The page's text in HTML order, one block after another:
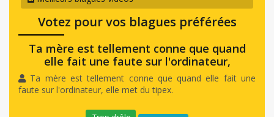
Votez pour vos blagues préférées
Ta mère est tellement conne que quand
elle fait une faute sur l'ordinateur,
Ta mère est tellement conne que quand elle fait une
faute sur l'ordinateur, elle met du tipex.